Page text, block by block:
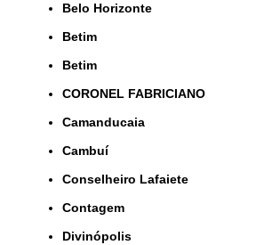
Belo Horizonte
Betim
Betim
CORONEL FABRICIANO
Camanducaia
Cambuí
Conselheiro Lafaiete
Contagem
Divinópolis